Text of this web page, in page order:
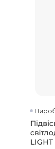
LIGHT